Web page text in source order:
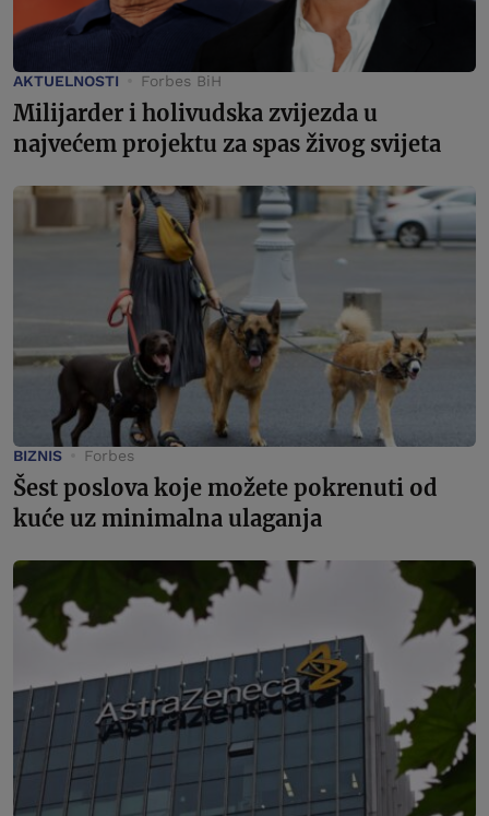
AKTUELNOSTI Forbes BiH
Milijarder i holivudska zvijezda u
najvećem projektu za spas živog svijeta
BIZNIS Forbes
Šest poslova koje možete pokrenuti od
kuće uz minimalna ulaganja